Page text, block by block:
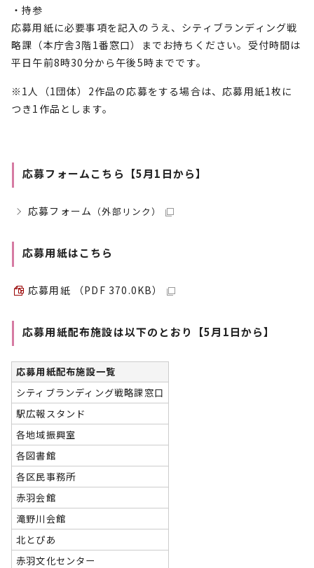
・持参
応募用紙に必要事項を記入のうえ、シティブランディング戦
略課（本庁舎3階1番窓口）までお持ちください。受付時間は
平日午前8時30分から午後5時までです。
※1人（1団体）2作品の応募をする場合は、応募用紙1枚に
つき1作品とします。
応募フォームこちら【5月1日から】
応募フォーム （外部リンク）
応募用紙はこちら
応募用紙 （PDF 370.0KB）
応募用紙配布施設は以下のとおり【5月1日から】
応募用紙配布施設一覧
シティブランディング戦略課窓口
駅広報スタンド
各地域振興室
各図書館
各区民事務所
赤羽会館
滝野川会館
北とぴあ
赤羽文化センター